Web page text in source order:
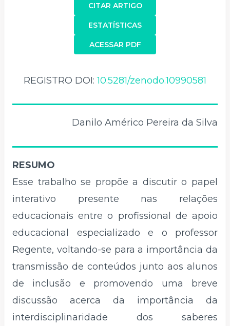
CITAR ARTIGO
ACESSAR PDF
ESTATÍSTICAS
REGISTRO DOI:10.5281/zenodo.10990581
Danilo Américo Pereira da Silva
RESUMO
Esse trabalho se propõe a discutir o papel
interativo presente nas relações
educacionais entre o profissional de apoio
educacional especializado e o professor
Regente, voltando-se para a importância da
transmissão de conteúdos junto aos alunos
de inclusão e promovendo uma breve
discussão acerca da importância da
interdisciplinaridade dos saberes